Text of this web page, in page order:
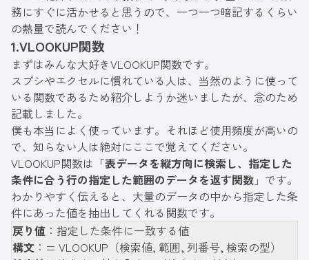
務にすぐに活かせると思うので、一つ一つ暗記するくらい
の熱量で読んでください！
1.VLOOKUP関数
まずはみんな大好きVLOOKUP関数です。
スプシやエクセルに慣れている人は、当然のように使って
いる関数であるため紹介しようか迷いましたが、念のため
記載しました。
僕も本当によく使っています。それほど使用頻度が高いの
で、知らない人は絶対にここで覚えてください。
VLOOKUP関数は「表データを縦方向に検索し、指定した
条件に合う行の指定した範囲のデータを返す関数 」です。
わかりやすく伝えると、大量のデータの中から指定した条
件にあった値を抽出してくれる関数です。
戻り値 ：指定した条件に一致する値
構文 ：= VLOOKUP（検索値, 範囲, 列番号, 検索の型）